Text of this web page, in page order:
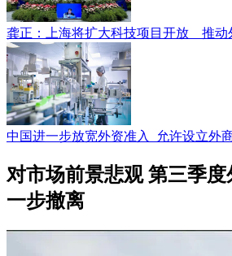
龚正：上海将扩大科技项目开放 推动
中国进一步放宽外资准入 允许设立外
对市场前景悲观 第三季
一步撤离